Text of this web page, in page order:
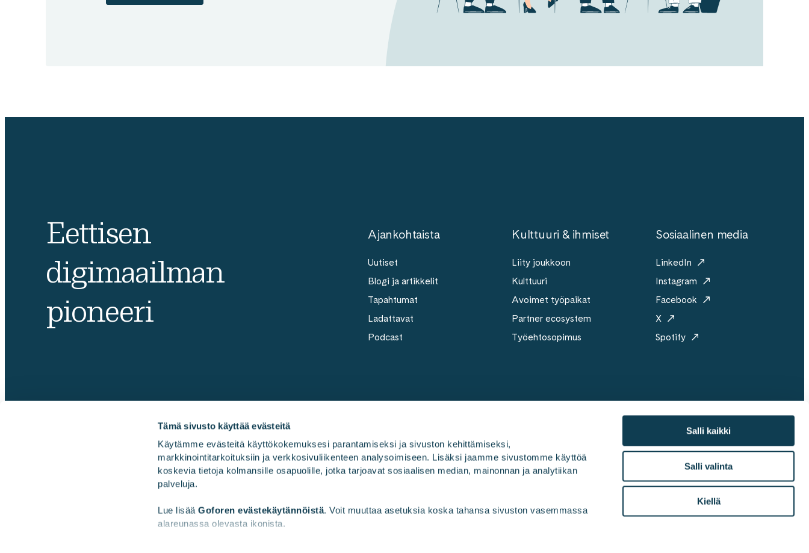
Tämä sivusto käyttää evästeitä
Käytämme evästeitä käyttökokemuksesi parantamiseksi ja sivuston kehittämiseksi,
markkinointitarkoituksiin ja verkkosivuliikenteen analysoimiseen. Lisäksi jaamme sivustomme käyttöä
koskevia tietoja kolmansille osapuolille, jotka tarjoavat sosiaalisen median, mainonnan ja analytiikan
palveluja.
Lue lisää Goforen evästekäytännöistä. Voit muuttaa asetuksia koska tahansa sivuston vasemmassa
alareunassa olevasta ikonista.
Salli kaikki
Salli valinta
Kiellä
Eettisen
digimaailman
pioneeri
Ajankohtaista
Uutiset
Blogi ja artikkelit
Tapahtumat
Ladattavat
Podcast
Kulttuuri & ihmiset
Liity joukkoon
Kulttuuri
Avoimet työpaikat
Partner ecosystem
Työehtosopimus
Sosiaalinen media
LinkedIn
Instagram
Facebook
X
Spotify
TyömmeKulttuuriVastuullisuus MedialleToimistot